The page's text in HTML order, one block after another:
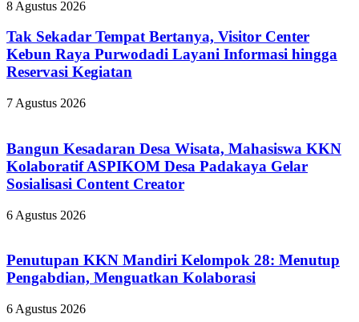
8 Agustus 2026
Tak Sekadar Tempat Bertanya, Visitor Center
Kebun Raya Purwodadi Layani Informasi hingga
Reservasi Kegiatan
7 Agustus 2026
Bangun Kesadaran Desa Wisata, Mahasiswa KKN
Kolaboratif ASPIKOM Desa Padakaya Gelar
Sosialisasi Content Creator
6 Agustus 2026
Penutupan KKN Mandiri Kelompok 28: Menutup
Pengabdian, Menguatkan Kolaborasi
6 Agustus 2026